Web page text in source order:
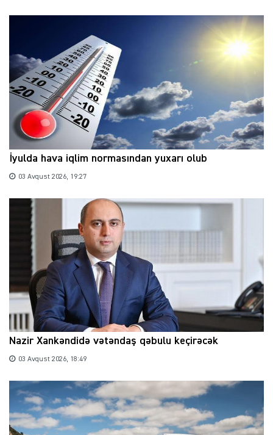
İyulda hava iqlim normasından yuxarı olub
03 Avqust 2026, 19:27
Nazir Xankəndidə vətəndaş qəbulu keçirəcək
03 Avqust 2026, 18:49